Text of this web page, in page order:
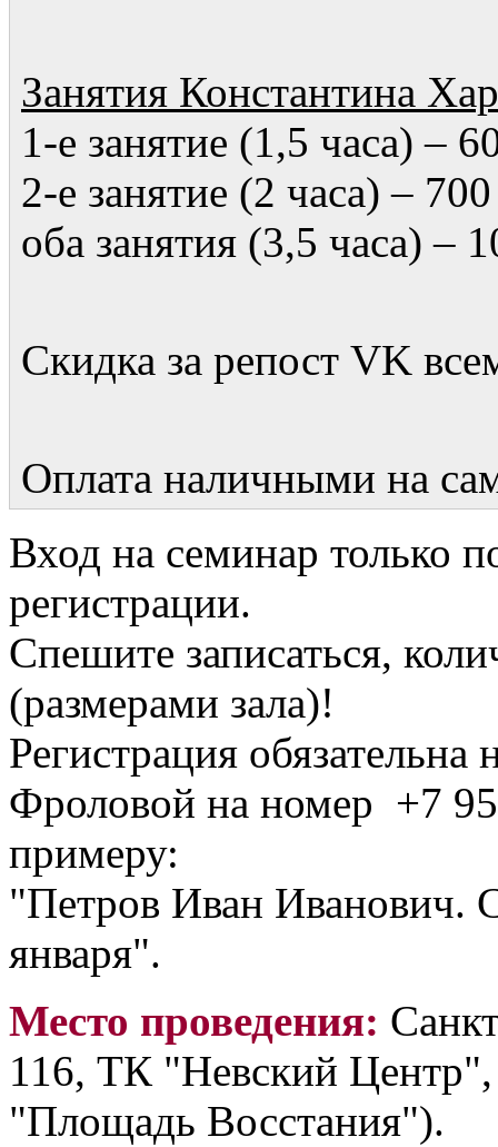
Занятия Константина
1-е занятие (1,5 часа) –
2-е занятие (2 часа) –
оба занятия (3,5 часа) –
Скидка за репост VK
Оплата наличными на
Вход на семинар только
регистрации.
Спешите записаться,
(размерами зала)!
Регистрация
Фроловой на номер +7
примеру:
"Петров Иван Иванович.
января".
Место проведения:
116, ТК "Невский
"Площадь Восстания").